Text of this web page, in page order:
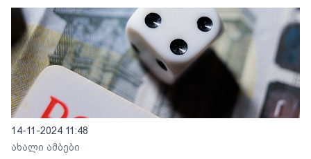
14-11-2024 11:48
ახალი ამბები